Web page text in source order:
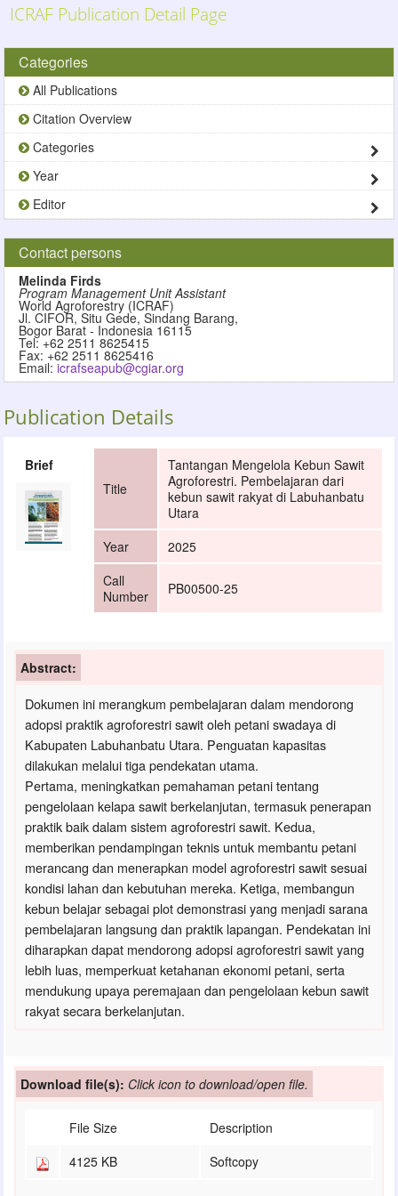
Skip to main content
ICRAF Publication Detail Page
Categories
All Publications
Citation Overview
Categories
Year
Editor
Contact persons
Melinda Firds
Program Management Unit Assistant
World Agroforestry (ICRAF)
Jl. CIFOR, Situ Gede, Sindang Barang,
Bogor Barat - Indonesia 16115
Tel: +62 2511 8625415
Fax: +62 2511 8625416
Email: icrafseapub@cgiar.org
Publication Details
Brief
Title
Tantangan Mengelola Kebun Sawit
Agroforestri. Pembelajaran dari
kebun sawit rakyat di Labuhanbatu
Utara
Year
2025
Call
Number
PB00500-25
Abstract:
Dokumen ini merangkum pembelajaran dalam mendorong
adopsi praktik agroforestri sawit oleh petani swadaya di
Kabupaten Labuhanbatu Utara. Penguatan kapasitas
dilakukan melalui tiga pendekatan utama.
Pertama, meningkatkan pemahaman petani tentang
pengelolaan kelapa sawit berkelanjutan, termasuk penerapan
praktik baik dalam sistem agroforestri sawit. Kedua,
memberikan pendampingan teknis untuk membantu petani
merancang dan menerapkan model agroforestri sawit sesuai
kondisi lahan dan kebutuhan mereka. Ketiga, membangun
kebun belajar sebagai plot demonstrasi yang menjadi sarana
pembelajaran langsung dan praktik lapangan. Pendekatan ini
diharapkan dapat mendorong adopsi agroforestri sawit yang
lebih luas, memperkuat ketahanan ekonomi petani, serta
mendukung upaya peremajaan dan pengelolaan kebun sawit
rakyat secara berkelanjutan.
Download file(s): Click icon to download/open file.
File Size
Description
4125 KB
Softcopy